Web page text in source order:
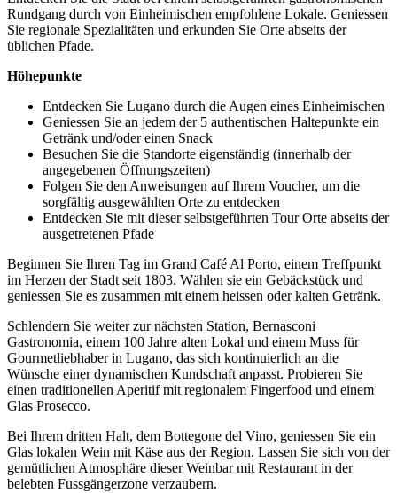
Rundgang durch von Einheimischen empfohlene Lokale. Geniessen
Sie regionale Spezialitäten und erkunden Sie Orte abseits der
üblichen Pfade.
Höhepunkte
Entdecken Sie Lugano durch die Augen eines Einheimischen
Geniessen Sie an jedem der 5 authentischen Haltepunkte ein
Getränk und/oder einen Snack
Besuchen Sie die Standorte eigenständig (innerhalb der
angegebenen Öffnungszeiten)
Folgen Sie den Anweisungen auf Ihrem Voucher, um die
sorgfältig ausgewählten Orte zu entdecken
Entdecken Sie mit dieser selbstgeführten Tour Orte abseits der
ausgetretenen Pfade
Beginnen Sie Ihren Tag im Grand Café Al Porto, einem Treffpunkt
im Herzen der Stadt seit 1803. Wählen sie ein Gebäckstück und
geniessen Sie es zusammen mit einem heissen oder kalten Getränk.
Schlendern Sie weiter zur nächsten Station, Bernasconi
Gastronomia, einem 100 Jahre alten Lokal und einem Muss für
Gourmetliebhaber in Lugano, das sich kontinuierlich an die
Wünsche einer dynamischen Kundschaft anpasst. Probieren Sie
einen traditionellen Aperitif mit regionalem Fingerfood und einem
Glas Prosecco.
Bei Ihrem dritten Halt, dem Bottegone del Vino, geniessen Sie ein
Glas lokalen Wein mit Käse aus der Region. Lassen Sie sich von der
gemütlichen Atmosphäre dieser Weinbar mit Restaurant in der
belebten Fussgängerzone verzaubern.